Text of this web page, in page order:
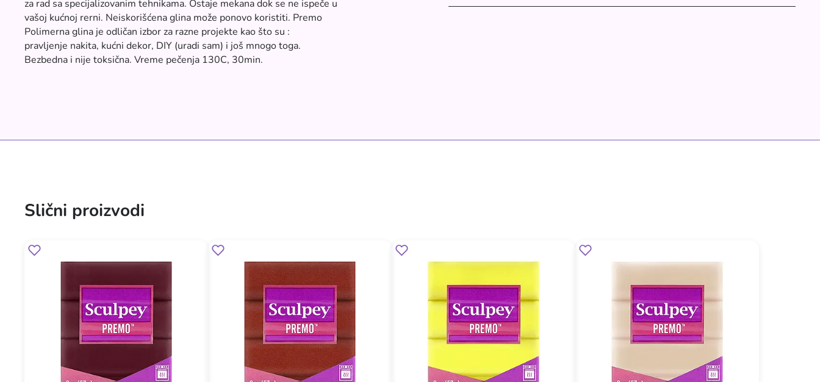
za rad sa specijalizovanim tehnikama. Ostaje mekana dok se ne ispeče u
vašoj kućnoj rerni. Neiskorišćena glina može ponovo koristiti. Premo
Polimerna glina je odličan izbor za razne projekte kao što su :
pravljenje nakita, kućni dekor, DIY (uradi sam) i još mnogo toga.
Bezbedna i nije toksična. Vreme pečenja 130C, 30min.
Slični proizvodi